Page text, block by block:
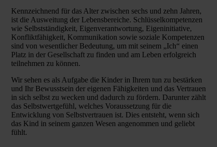
Kennzeichnend für das Alter zwischen sechs und zehn Jahren,
ist die Ausweitung der Lebensbereiche. Schlüsselkompetenzen
wie Selbstständigkeit, Eigenverantwortung, Eigeninitiative,
Konfliktfähigkeit, Kommunikation sowie soziale Kompetenzen
sind von wesentlicher Bedeutung, um mit seinem „Ich“ einen
Platz in der Gesellschaft zu finden und am Leben erfolgreich
teilnehmen zu können.
Wir sehen es als Aufgabe die Kinder in Ihrem tun zu bestärken
und Ihr Bewusstsein der eigenen Fähigkeiten und das Vertrauen
in sich selbst zu wecken und dadurch zu fördern. Darunter zählt
das Selbstwertgefühl, welches Voraussetzung für die
Entwicklung von Selbstvertrauen ist. Dies entsteht, wenn sich
das Kind in seinem ganzen Wesen angenommen und geliebt
fühlt.